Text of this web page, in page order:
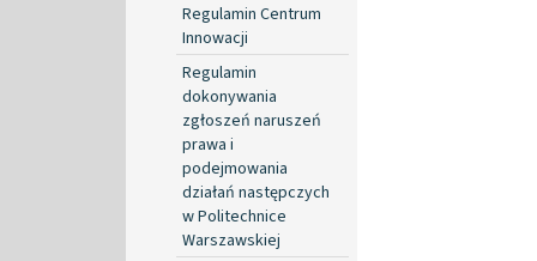
Regulamin Centrum
Innowacji
Regulamin
dokonywania
zgłoszeń naruszeń
prawa i
podejmowania
działań następczych
w Politechnice
Warszawskiej